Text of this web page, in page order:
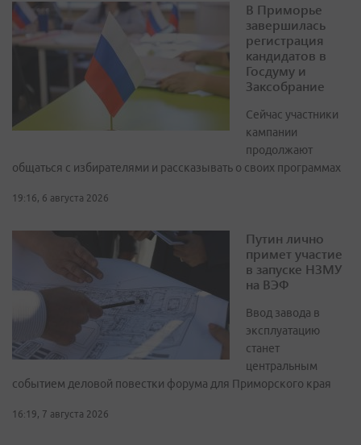
В Приморье
завершилась
регистрация
кандидатов в
Госдуму и
Заксобрание
Сейчас участники
кампании
продолжают
общаться с избирателями и рассказывать о своих программах
19:16, 6 августа 2026
Путин лично
примет участие
в запуске НЗМУ
на ВЭФ
Ввод завода в
эксплуатацию
станет
центральным
событием деловой повестки форума для Приморского края
16:19, 7 августа 2026